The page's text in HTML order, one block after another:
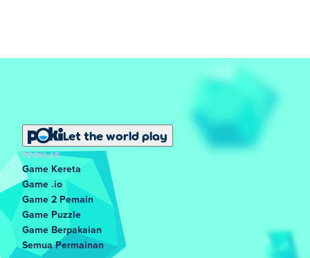
Let the world play
POPULAR
Game Kereta
Game .io
Game 2 Pemain
Game Puzzle
Game Berpakaian
Semua Permainan